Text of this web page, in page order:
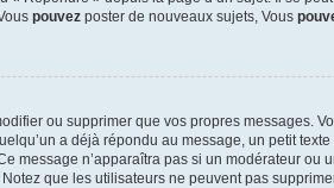
pouvez poster de nouveaux sujets, Vous
ou supprimer que vos propres
a déjà répondu au message, un petit
message n’apparaîtra pas si un modérateur
que les utilisateurs ne peuvent pas